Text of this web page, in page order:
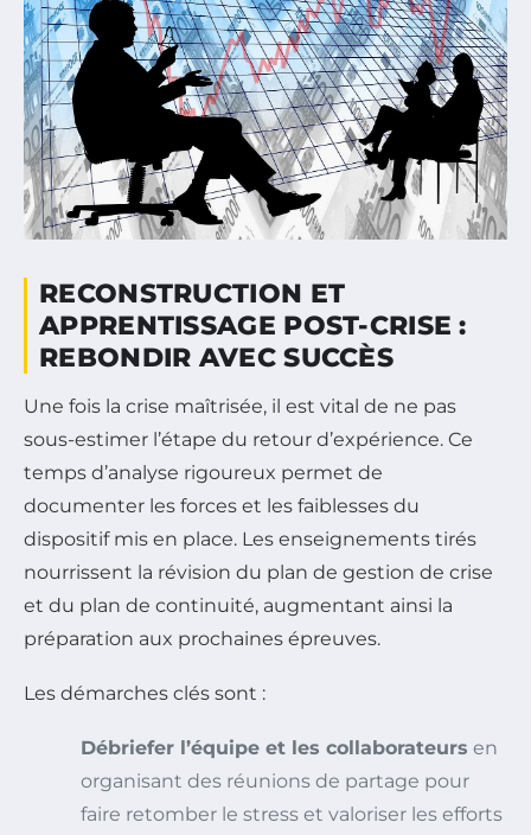
RECONSTRUCTION ET
APPRENTISSAGE POST-CRISE :
REBONDIR AVEC SUCCÈS
Une fois la crise maîtrisée, il est vital de ne pas
sous-estimer l’étape du retour d’expérience. Ce
temps d’analyse rigoureux permet de
documenter les forces et les faiblesses du
dispositif mis en place. Les enseignements tirés
nourrissent la révision du plan de gestion de crise
et du plan de continuité, augmentant ainsi la
préparation aux prochaines épreuves.
Les démarches clés sont :
Débriefer l’équipe et les collaborateurs en
organisant des réunions de partage pour
faire retomber le stress et valoriser les efforts